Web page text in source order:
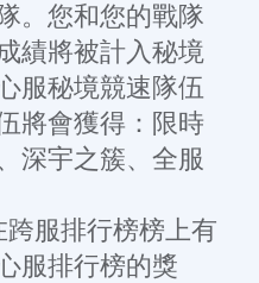
。您和您的戰隊
績將被計入秘境
服秘境競速隊伍
將會獲得：限時
深宇之簇、全服
服排行榜榜上有
服排行榜的獎